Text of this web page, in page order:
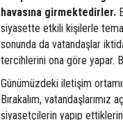
havasına girmektedirler.
siyasette etkili kişilerle
sonunda da vatandaşlar
tercihlerini ona göre yapar.
Günümüzdeki iletişim
Bırakalım,
siyasetçilerin yapıp